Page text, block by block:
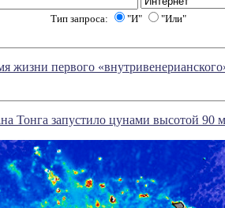
Тип запроса: "И" "Или"
жизни первого
Тонга запустило цунами высотой 90